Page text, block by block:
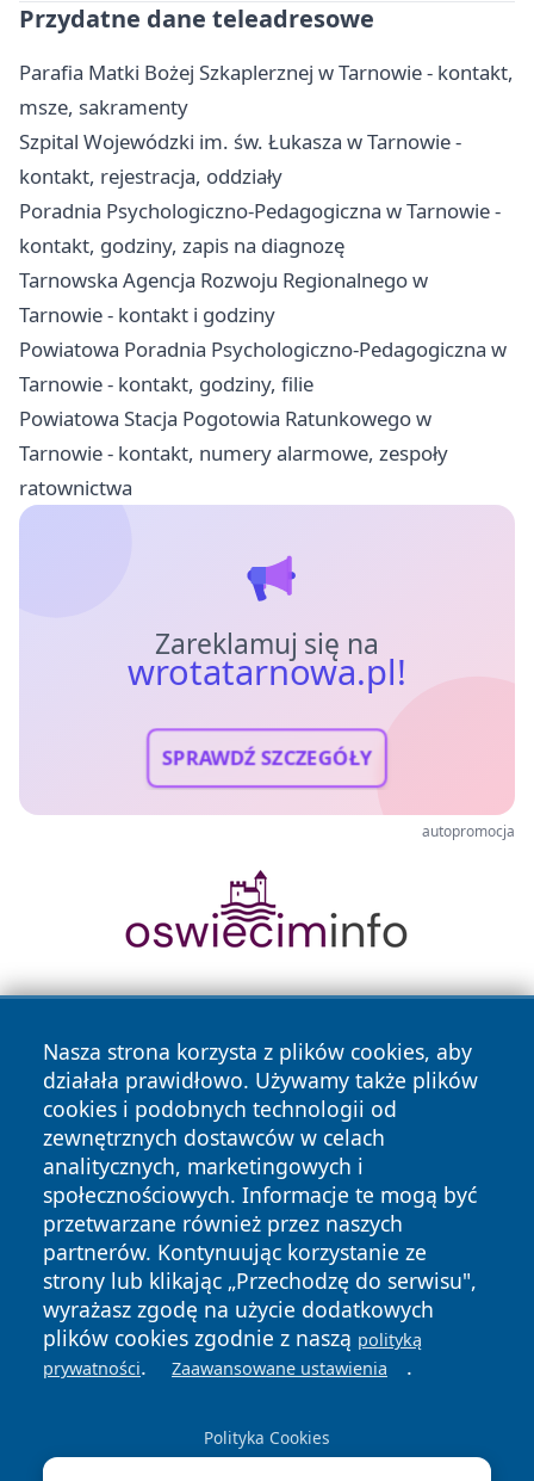
Przydatne dane teleadresowe
Parafia Matki Bożej Szkaplerznej w Tarnowie - kontakt,
msze, sakramenty
Szpital Wojewódzki im. św. Łukasza w Tarnowie -
kontakt, rejestracja, oddziały
Poradnia Psychologiczno-Pedagogiczna w Tarnowie -
kontakt, godziny, zapis na diagnozę
Tarnowska Agencja Rozwoju Regionalnego w
Tarnowie - kontakt i godziny
Powiatowa Poradnia Psychologiczno-Pedagogiczna w
Tarnowie - kontakt, godziny, filie
Powiatowa Stacja Pogotowia Ratunkowego w
Tarnowie - kontakt, numery alarmowe, zespoły
ratownictwa
Zareklamuj się na
wrotatarnowa.pl!
SPRAWDŹ SZCZEGÓŁY
autopromocja
Nasza strona korzysta z plików cookies, aby
działała prawidłowo. Używamy także plików
cookies i podobnych technologii od
zewnętrznych dostawców w celach
analitycznych, marketingowych i
społecznościowych. Informacje te mogą być
przetwarzane również przez naszych
partnerów. Kontynuując korzystanie ze
strony lub klikając „Przechodzę do serwisu",
wyrażasz zgodę na użycie dodatkowych
plików cookies zgodnie z naszą polityką
prywatności. Zaawansowane ustawienia .
Polityka Cookies
Copyright © 2026 wrotatarnowa.pl Wszystkie prawa
zastrzeżone.
News Autorzy
Polityka
Prywatności
Polityka
Cookies